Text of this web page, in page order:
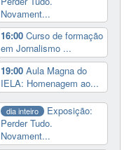
Novament...
16:00Curso de formação
em Jornalismo ...
19:00Aula Magna do
IELA: Homenagem ao...
dia inteiro
Exposição:
Perder Tudo.
Novament...